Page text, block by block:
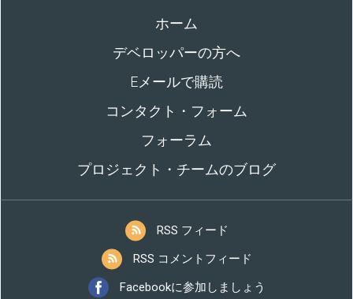
ホーム
デベロッパーの方へ
Eメールで購読
コンタクト・フォーム
フォーラム
プロジェクト・チームのブログ
RSS フィード
RSS コメントフィード
Facebookに参加しましょう